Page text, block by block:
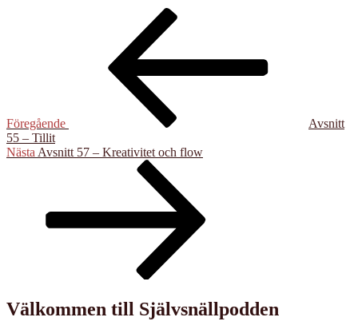
Inläggsnavigering
Föregående
Avsnitt
55 – Tillit
Nästa
Nästa Avsnitt 57 – Kreativitet och flow
Välkommen till Självsnällpodden